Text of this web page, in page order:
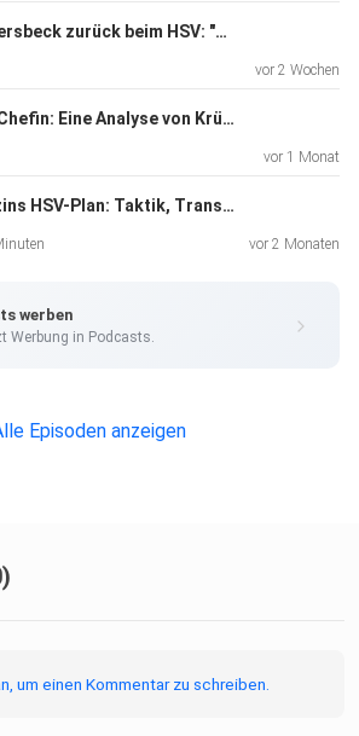
Julian Pollersbeck zurück beim HSV: "Tief im Herzen verankert"
vor 2 Wochen
Neue HSV-Chefin: Eine Analyse von Krügers erstem Auftritt
vor 1 Monat
Merlin Polzins HSV-Plan: Taktik, Transfers und private Einblicke
vor 2 Monaten
werben
Werbung in Podcasts.
Episoden anzeigen
um einen Kommentar zu schreiben.